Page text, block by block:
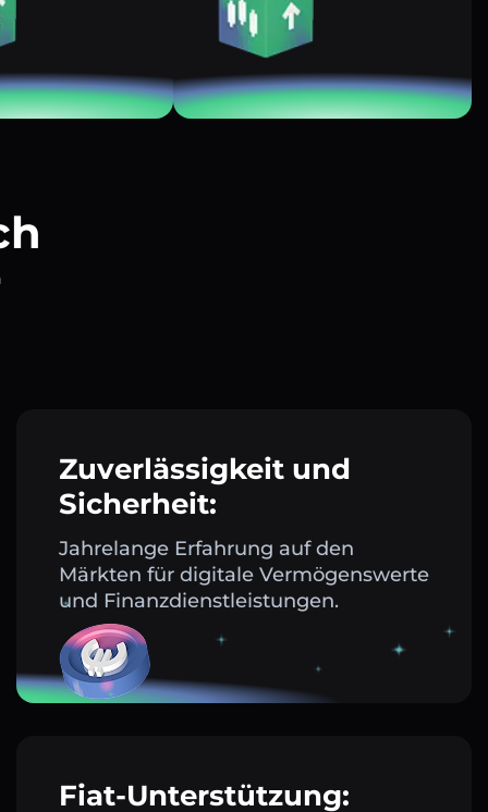
Zuverlässigkeit und
Sicherheit:
Jahrelange Erfahrung auf den
Märkten für digitale Vermögenswerte
und Finanzdienstleistungen.
Fiat-Unterstützung: